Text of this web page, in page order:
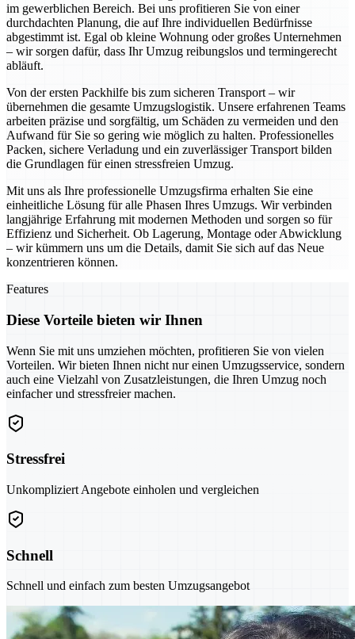
im gewerblichen Bereich. Bei uns profitieren Sie von einer
durchdachten Planung, die auf Ihre individuellen Bedürfnisse
abgestimmt ist. Egal ob kleine Wohnung oder großes Unternehmen
– wir sorgen dafür, dass Ihr Umzug reibungslos und termingerecht
abläuft.
Von der ersten Packhilfe bis zum sicheren Transport – wir
übernehmen die gesamte Umzugslogistik. Unsere erfahrenen Teams
arbeiten präzise und sorgfältig, um Schäden zu vermeiden und den
Aufwand für Sie so gering wie möglich zu halten. Professionelles
Packen, sichere Verladung und ein zuverlässiger Transport bilden
die Grundlagen für einen stressfreien Umzug.
Mit uns als Ihre professionelle Umzugsfirma erhalten Sie eine
einheitliche Lösung für alle Phasen Ihres Umzugs. Wir verbinden
langjährige Erfahrung mit modernen Methoden und sorgen so für
Effizienz und Sicherheit. Ob Lagerung, Montage oder Abwicklung
– wir kümmern uns um die Details, damit Sie sich auf das Neue
konzentrieren können.
Features
Diese Vorteile bieten wir Ihnen
Wenn Sie mit uns umziehen möchten, profitieren Sie von vielen
Vorteilen. Wir bieten Ihnen nicht nur einen Umzugsservice, sondern
auch eine Vielzahl von Zusatzleistungen, die Ihren Umzug noch
einfacher und stressfreier machen.
Stressfrei
Unkompliziert Angebote einholen und vergleichen
Schnell
Schnell und einfach zum besten Umzugsangebot